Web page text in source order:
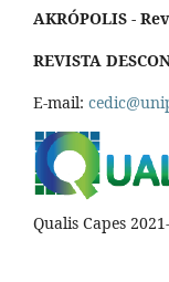
AKRÓPOLIS -
REVISTA
E-mail:
Qualis Capes